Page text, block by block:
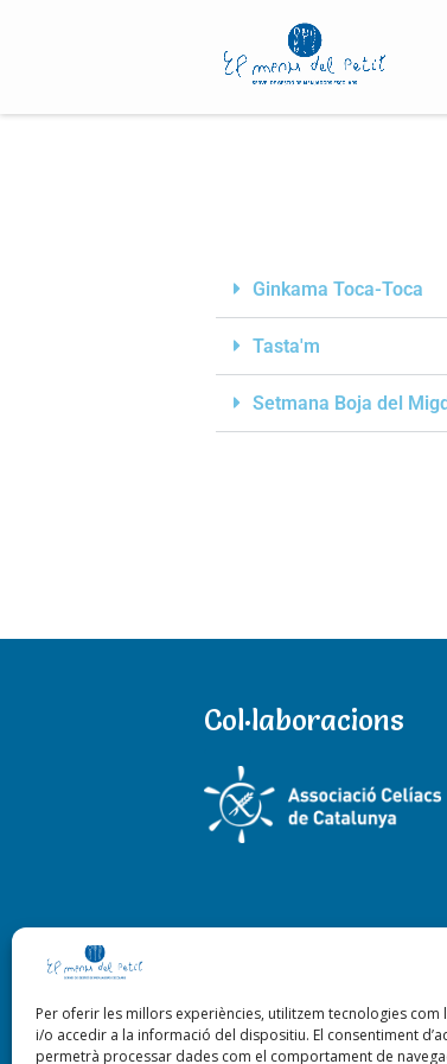
Per oferir les millors experiències, utilitzem tecnologies
i/o accedir a la informació del dispositiu. El consentiment
permetrà processar dades com el comportament de
Ginkama Toca-Toca
Tasta'm
Setmana Boja del
Col·laboracions